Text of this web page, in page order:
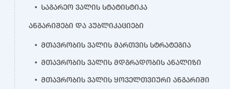
საგარეო ვალის სტატისტიკა
ანგარიშები და პუბლიკაციები
მთავრობის ვალის მართვის სტრატეგია
მთავრობის ვალის მდგრადობის ანალიზი
მთავრობის ვალის ყოველთვიური ანგარიში